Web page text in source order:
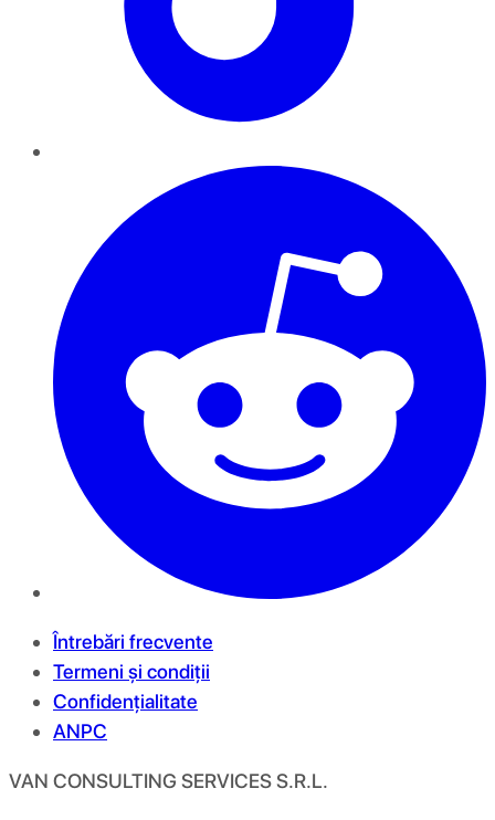
Întrebări frecvente
Termeni și condiții
Confidențialitate
ANPC
VAN CONSULTING SERVICES S.R.L.